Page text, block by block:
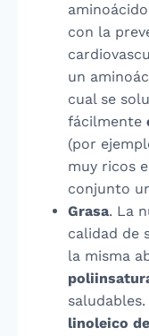
con la
un
cual se
fácilmente
(por
muy ricos
conjunto
Grasa. La
calidad de
la misma
linoleico